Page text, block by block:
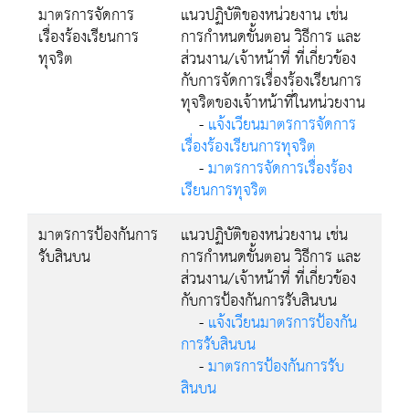
มาตรการจัดการ
เรื่องร้องเรียนการ
ทุจริต
แนวปฏิบัติของหน่วยงาน เช่น
การกำหนดขั้นตอน วิธีการ และ
ส่วนงาน/เจ้าหน้าที่ ที่เกี่ยวข้อง
กับการจัดการเรื่องร้องเรียนการ
ทุจริตของเจ้าหน้าที่ในหน่วยงาน
-แจ้งเวียนมาตรการจัดการ
เรื่องร้องเรียนการทุจริต
-มาตรการจัดการเรื่องร้อง
เรียนการทุจริต
มาตรการป้องกันการ
รับสินบน
แนวปฏิบัติของหน่วยงาน เช่น
การกำหนดขั้นตอน วิธีการ และ
ส่วนงาน/เจ้าหน้าที่ ที่เกี่ยวข้อง
กับการป้องกันการรับสินบน
-แจ้งเวียนมาตรการป้องกัน
การรับสินบน
-มาตรการป้องกันการรับ
สินบน